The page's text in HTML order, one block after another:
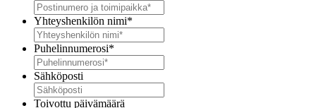
Yhteyshenkilön nimi*
Puhelinnumerosi*
Sähköposti
Toivottu päivämäärä